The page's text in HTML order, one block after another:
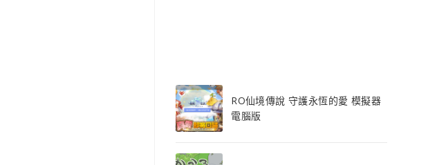
RO仙境傳說 守護永恆的愛 模擬器
電腦版